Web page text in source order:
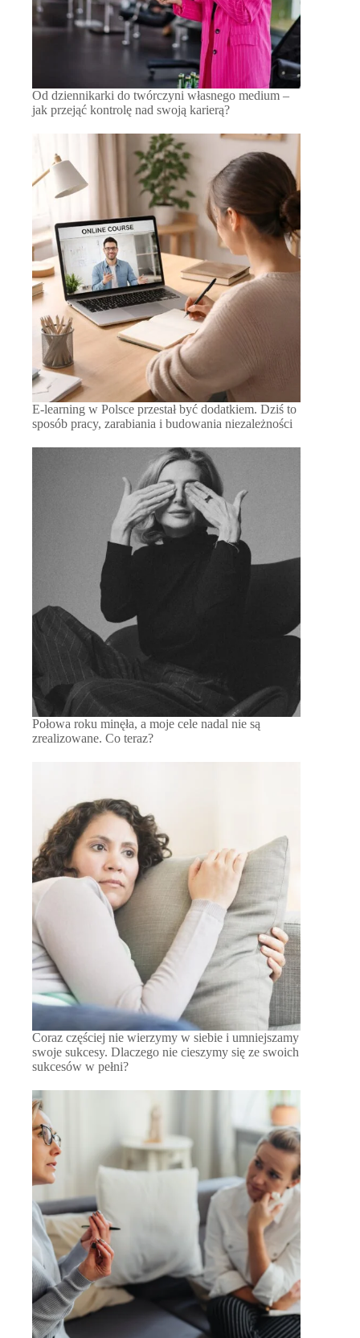
Od dziennikarki do twórczyni własnego medium –
jak przejąć kontrolę nad swoją karierą?
E-learning w Polsce przestał być dodatkiem. Dziś to
sposób pracy, zarabiania i budowania niezależności
Połowa roku minęła, a moje cele nadal nie są
zrealizowane. Co teraz?
Coraz częściej nie wierzymy w siebie i umniejszamy
swoje sukcesy. Dlaczego nie cieszymy się ze swoich
sukcesów w pełni?